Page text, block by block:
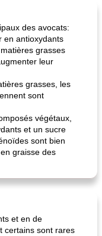
des avocats:
en antioxydants
grasses
leur
grasses, les
sont
végétaux,
et un sucre
sont bien
graisse des
et en de
certains sont rares